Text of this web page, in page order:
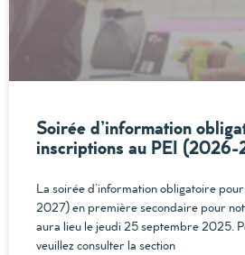
Soirée d’information
inscriptions au PEI
La soirée d’information obligatoire
2027) en première secondaire pour
aura lieu le jeudi 25 septembre 2025.
veuillez consulter la section